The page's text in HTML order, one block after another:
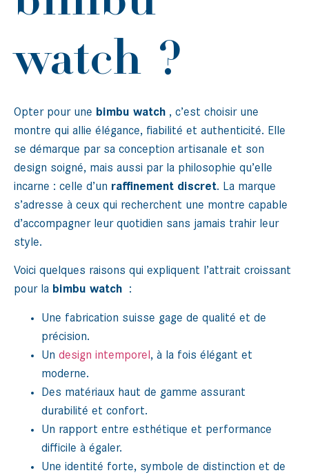
watch ?
Opter pour une bimbu watch , c’est choisir une
montre qui allie élégance, fiabilité et authenticité. Elle
se démarque par sa conception artisanale et son
design soigné, mais aussi par la philosophie qu’elle
incarne : celle d’un raffinement discret. La marque
s’adresse à ceux qui recherchent une montre capable
d’accompagner leur quotidien sans jamais trahir leur
style.
Voici quelques raisons qui expliquent l’attrait croissant
pour la bimbu watch :
Une fabrication suisse gage de qualité et de
précision.
Un design intemporel, à la fois élégant et
moderne.
Des matériaux haut de gamme assurant
durabilité et confort.
Un rapport entre esthétique et performance
difficile à égaler.
Une identité forte, symbole de distinction et de